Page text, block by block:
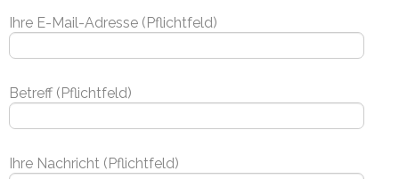
Ihre E-Mail-Adresse (Pflichtfeld)
Betreff (Pflichtfeld)
Ihre Nachricht (Pflichtfeld)